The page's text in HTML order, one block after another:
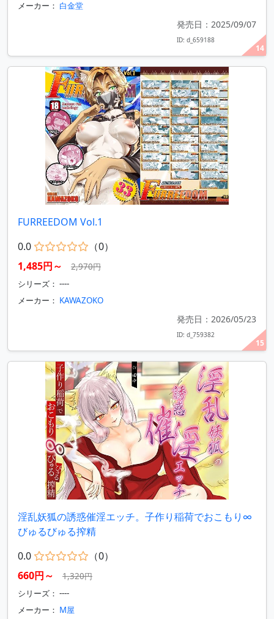
14
メーカー： 白金堂
発売日：2025/09/07
ID: d_659188
15
FURREEDOM Vol.1
0.0
（0）
1,485円～
2,970円
シリーズ： ----
メーカー： KAWAZOKO
発売日：2026/05/23
ID: d_759382
淫乱妖狐の誘惑催淫エッチ。子作り稲荷でおこもり∞
びゅるびゅる搾精
0.0
（0）
660円～
1,320円
シリーズ： ----
メーカー： M屋